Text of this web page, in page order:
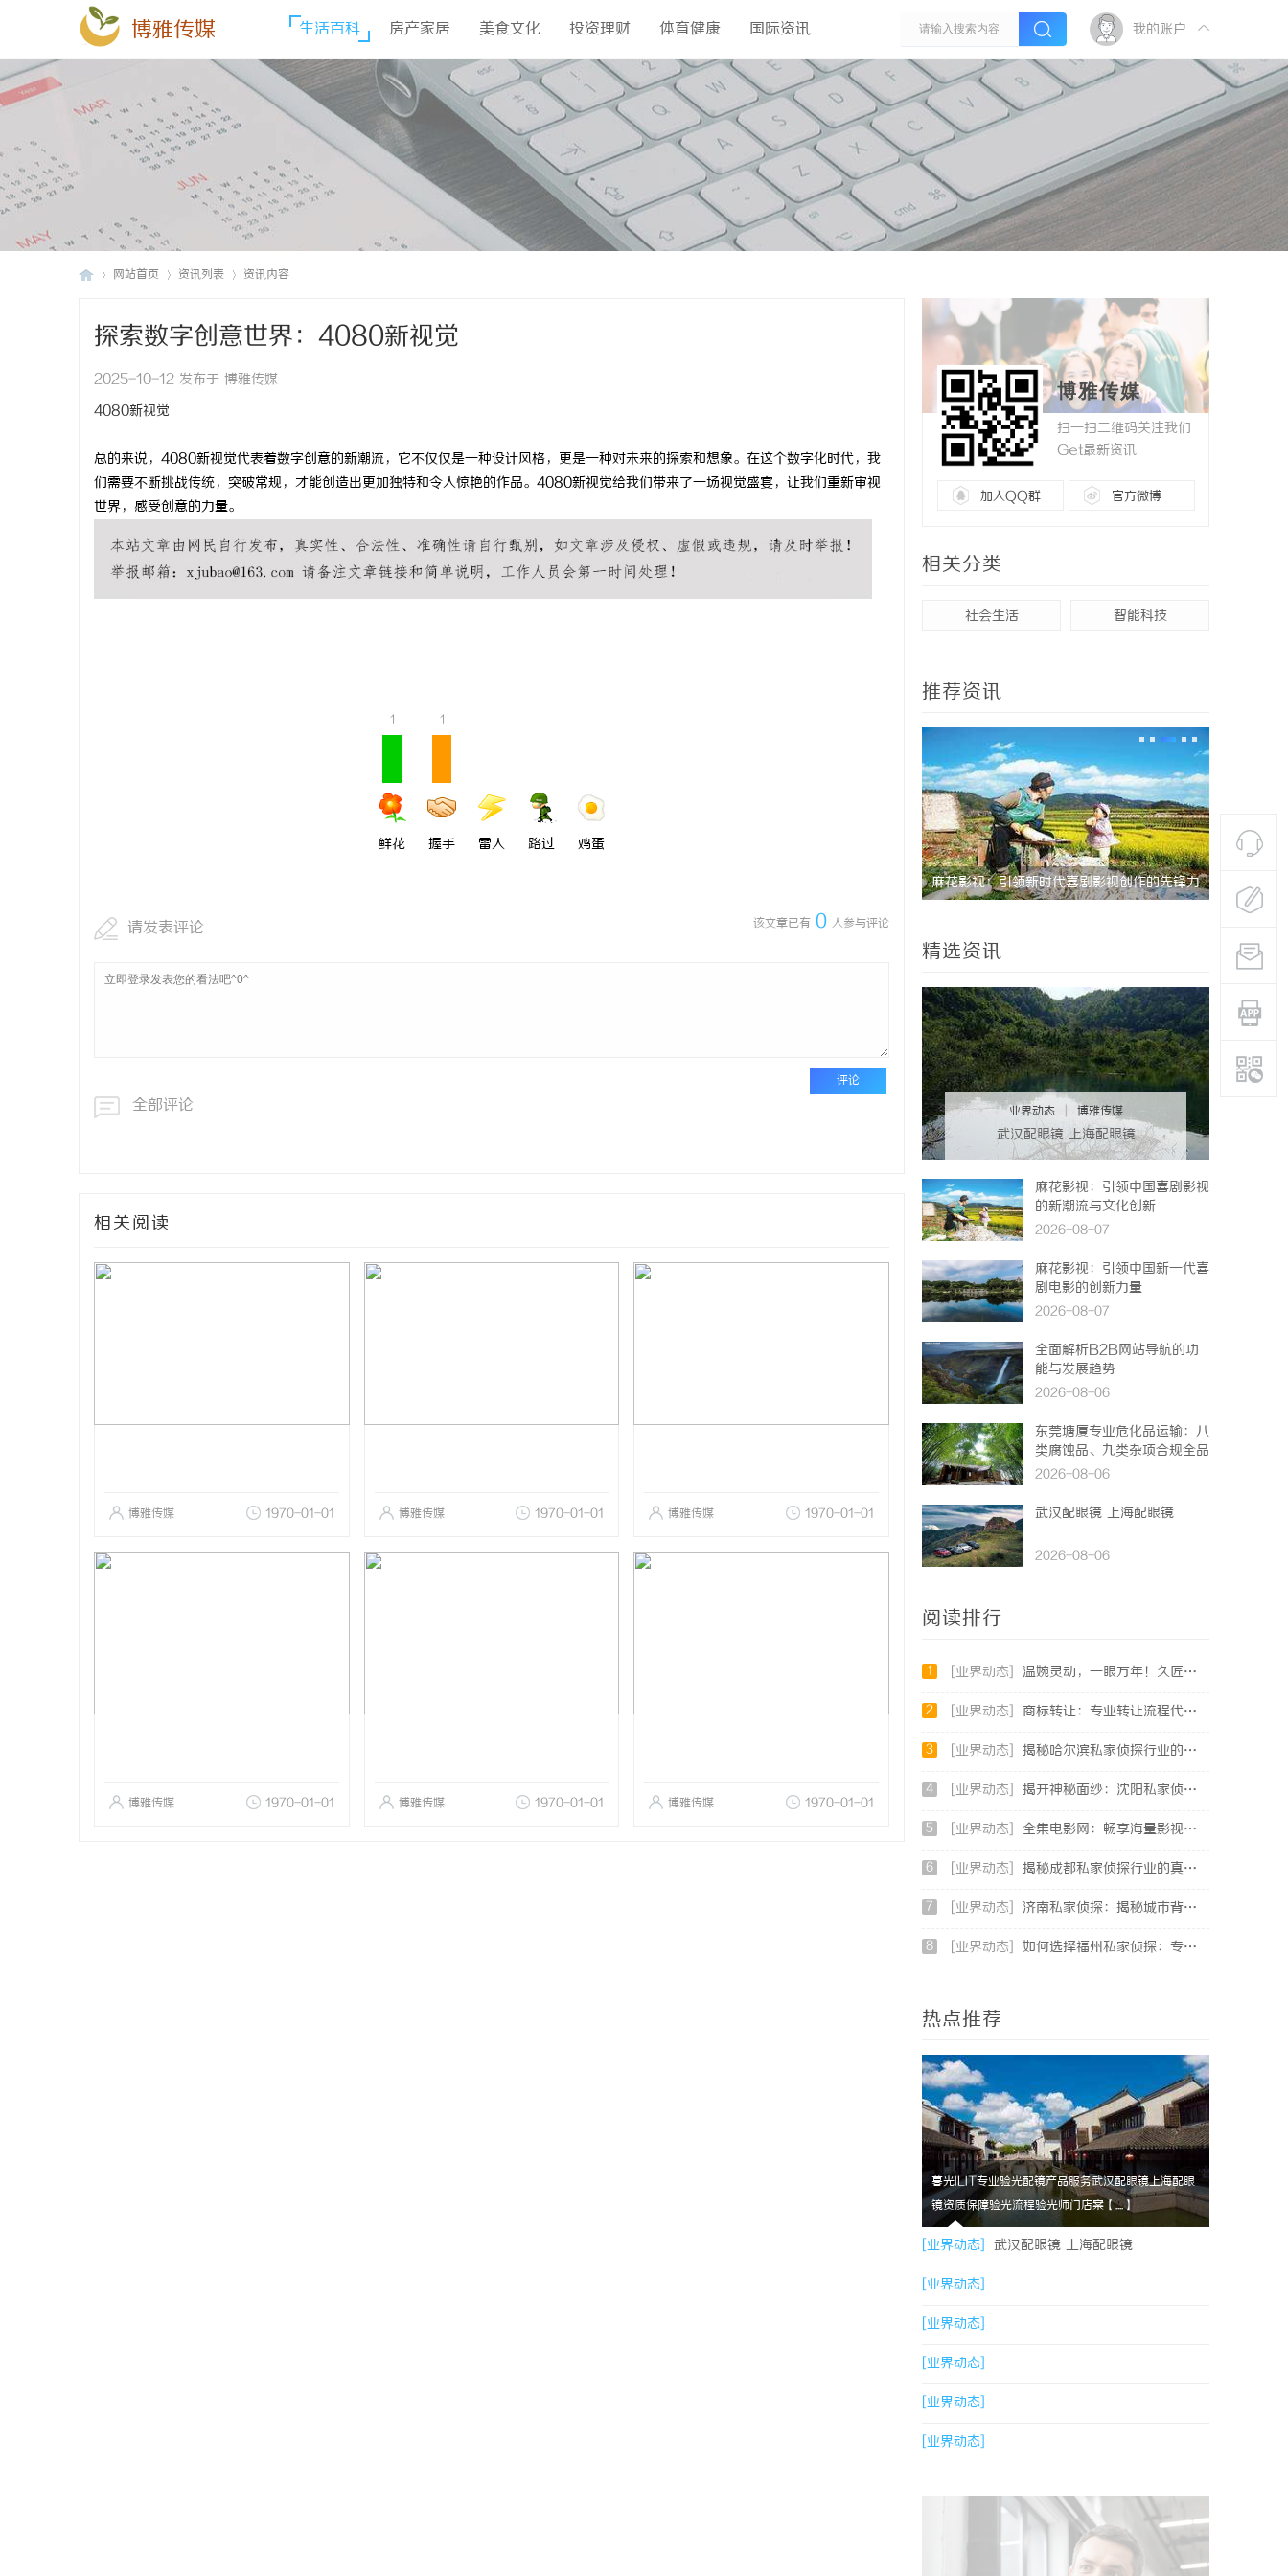
博雅传媒 生活百科 房产家居 美食文化 投资理财 体育健康 国际资讯 我的账户
网站首页 资讯列表 资讯内容
探索数字创意世界：4080新视觉
2025-10-12 发布于 博雅传媒
4080新视觉
总的来说，4080新视觉代表着数字创意的新潮流，它不仅仅是一种设计风格，更是一种对未来的探索和想象。在这个数字化时代，我
们需要不断挑战传统，突破常规，才能创造出更加独特和令人惊艳的作品。4080新视觉给我们带来了一场视觉盛宴，让我们重新审视
世界，感受创意的力量。
1
鲜花
1
握手 雷人 路过 鸡蛋
该文章已有 0 人参与评论
请发表评论
评论
全部评论
相关阅读
博雅传媒 1970-01-01 博雅传媒 1970-01-01 博雅传媒 1970-01-01
博雅传媒 1970-01-01 博雅传媒 1970-01-01 博雅传媒 1970-01-01
博雅传媒
扫一扫二维码关注我们
Get最新资讯
加入QQ群 官方微博
相关分类
社会生活 智能科技
推荐资讯
来？老中医：一张辨证方对症，身体找回津液
麻花影视：引领新时代喜剧影视创作的先锋力 云电影网
精选资讯
业界动态 博雅传媒
武汉配眼镜 上海配眼镜
麻花影视：引领中国喜剧影视
的新潮流与文化创新
2026-08-07
麻花影视：引领中国新一代喜
剧电影的创新力量
2026-08-07
全面解析B2B网站导航的功
能与发展趋势
2026-08-06
东莞塘厦专业危化品运输：八
类腐蚀品、九类杂项合规全品
类承运解决方案
2026-08-06
武汉配眼镜 上海配眼镜
2026-08-06
阅读排行
1 [业界动态] 温婉灵动，一眼万年！久匠量身定制的眉眼唇，才是你整张脸的点睛之笔！淡颜系女生的气质加分项
2 [业界动态] 商标转让：专业转让流程代办，包转让成功再付款
3 [业界动态] 揭秘哈尔滨私家侦探行业的现状与发展趋势
4 [业界动态] 揭开神秘面纱：沈阳私家侦探行业的现状与发展
5 [业界动态] 全集电影网：畅享海量影视资源的理想平台
6 [业界动态] 揭秘成都私家侦探行业的真实面貌与专业服务
7 [业界动态] 济南私家侦探：揭秘城市背后的专业侦查力量
8 [业界动态] 如何选择福州私家侦探：专业服务与实用指南详解
热点推荐
暮光ILIT专业验光配镜产品服务武汉配眼镜上海配眼
镜资质保障验光流程验光师门店案【....】
[业界动态] 武汉配眼镜 上海配眼镜
[业界动态]
[业界动态]
[业界动态]
[业界动态]
[业界动态]